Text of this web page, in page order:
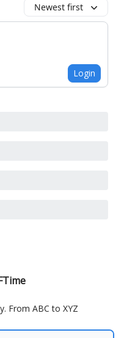
Newest first
Login
From ABC to XYZ